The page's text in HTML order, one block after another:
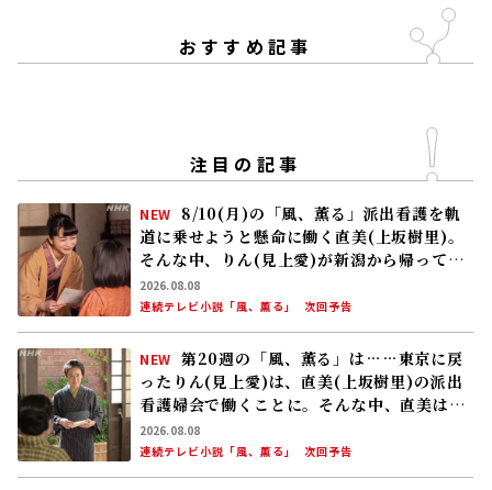
おすすめ記事
注目の記事
NEW
8/10(月)の「風、薫る」派出看護を軌
道に乗せようと懸命に働く直美(上坂樹里)。
そんな中、りん(見上愛)が新潟から帰ってく
る
2026.08.08
連続テレビ小説「風、薫る」
次回予告
NEW 第20週の「風、薫る」は……東京に戻
ったりん(見上愛)は、直美(上坂樹里)の派出
看護婦会で働くことに。そんな中、直美は自
分の理想とした無償の看護を始める
2026.08.08
連続テレビ小説「風、薫る」
次回予告